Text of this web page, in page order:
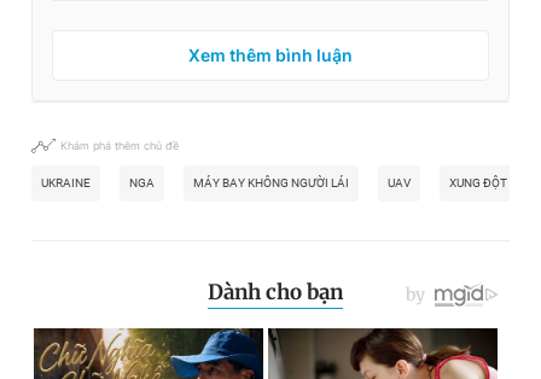
Xem thêm bình luận
Khám phá thêm chủ đề
UKRAINE NGA MÁY BAY KHÔNG NGƯỜI LÁI UAV XUNG ĐỘT